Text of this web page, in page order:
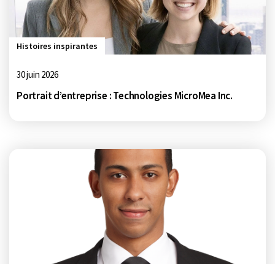
Histoires inspirantes
30 juin 2026
Portrait d’entreprise : Technologies MicroMea Inc.